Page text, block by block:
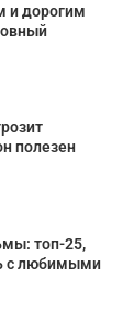
и дорогим
полезен
топ-25,
с любимыми